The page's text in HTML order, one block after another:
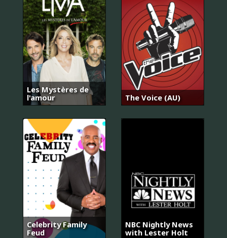
Les Mystères de
l'amour
The Voice (AU)
Celebrity Family
Feud
NBC Nightly News
with Lester Holt